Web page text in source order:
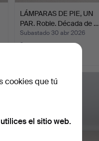
LÁMPARAS DE PIE, UN
PAR. Roble. Década de …
Subastado 30 abr 2026
3 pujas
cookies que tú
el sitio web.